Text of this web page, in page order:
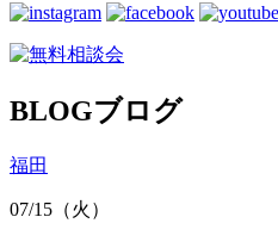
BLOGブログ
福田
07/15（火）